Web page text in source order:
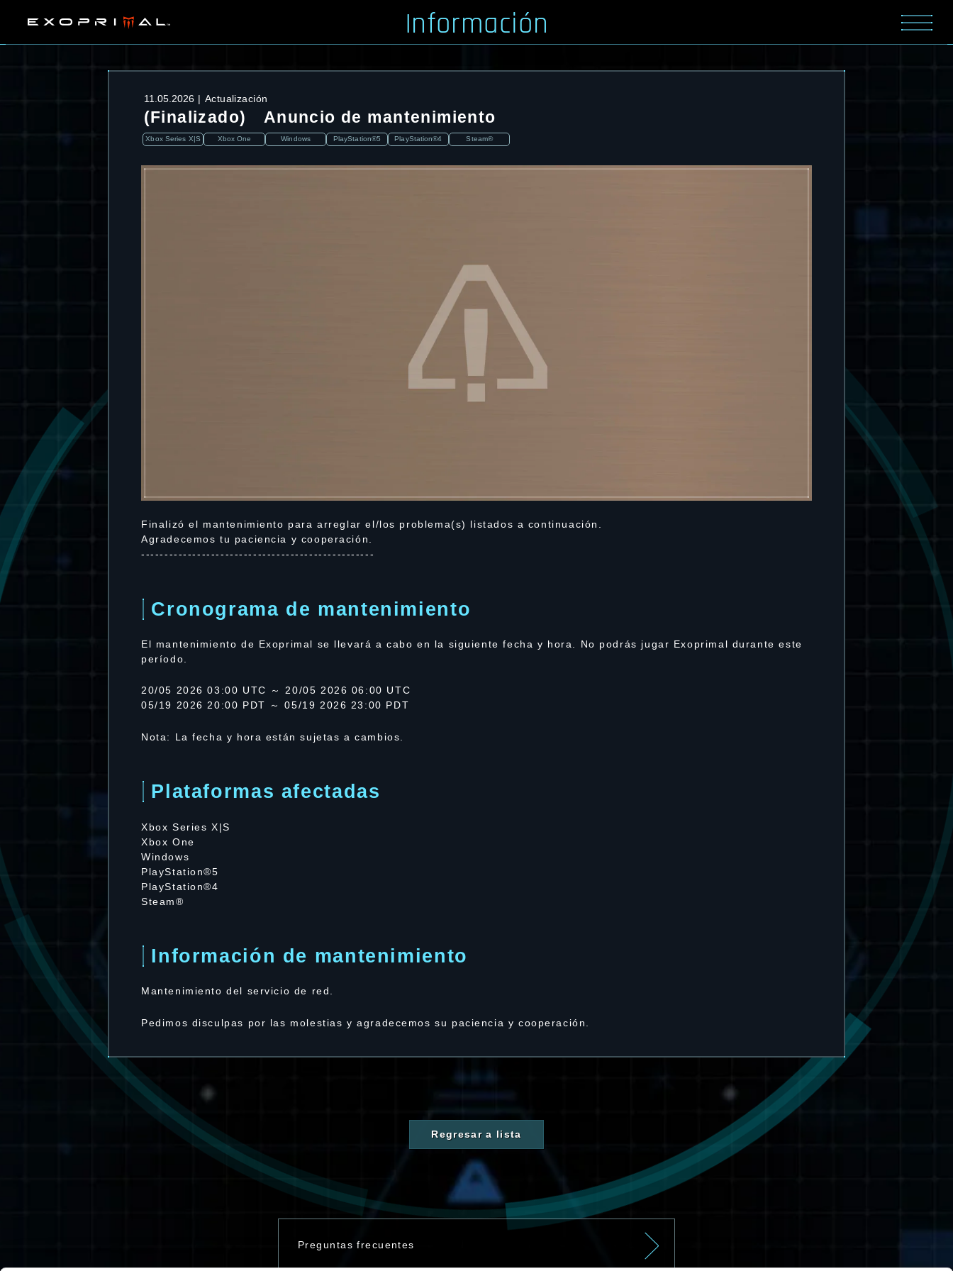
Información
11.05.2026 Actualización
(Finalizado) Anuncio de mantenimiento
Xbox Series X|S Xbox One Windows PlayStation®5 PlayStation®4 Steam®
Finalizó el mantenimiento para arreglar el/los problema(s) listados a continuación.
Agradecemos tu paciencia y cooperación.
--------------------------------------------------
Cronograma de mantenimiento
El mantenimiento de Exoprimal se llevará a cabo en la siguiente fecha y hora. No podrás jugar Exoprimal durante este
período.
20/05 2026 03:00 UTC ～ 20/05 2026 06:00 UTC
05/19 2026 20:00 PDT ～ 05/19 2026 23:00 PDT
Nota: La fecha y hora están sujetas a cambios.
Plataformas afectadas
Xbox Series X|S
Xbox One
Windows
PlayStation®5
PlayStation®4
Steam®
Información de mantenimiento
Mantenimiento del servicio de red.
Pedimos disculpas por las molestias y agradecemos su paciencia y cooperación.
Regresar a lista
Preguntas frecuentes